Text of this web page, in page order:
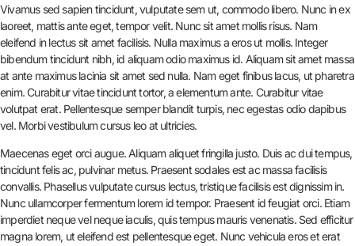
Vivamus sed sapien tincidunt, vulputate sem ut, commodo libero. Nunc in ex
laoreet, mattis ante eget, tempor velit. Nunc sit amet mollis risus. Nam
eleifend in lectus sit amet facilisis. Nulla maximus a eros ut mollis. Integer
bibendum tincidunt nibh, id aliquam odio maximus id. Aliquam sit amet massa
at ante maximus lacinia sit amet sed nulla. Nam eget finibus lacus, ut pharetra
enim. Curabitur vitae tincidunt tortor, a elementum ante. Curabitur vitae
volutpat erat. Pellentesque semper blandit turpis, nec egestas odio dapibus
vel. Morbi vestibulum cursus leo at ultricies.
Maecenas eget orci augue. Aliquam aliquet fringilla justo. Duis ac dui tempus,
tincidunt felis ac, pulvinar metus. Praesent sodales est ac massa facilisis
convallis. Phasellus vulputate cursus lectus, tristique facilisis est dignissim in.
Nunc ullamcorper fermentum lorem id tempor. Praesent id feugiat orci. Etiam
imperdiet neque vel neque iaculis, quis tempus mauris venenatis. Sed efficitur
magna lorem, ut eleifend est pellentesque eget. Nunc vehicula eros et erat